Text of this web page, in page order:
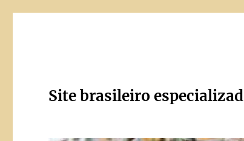
Site brasileiro